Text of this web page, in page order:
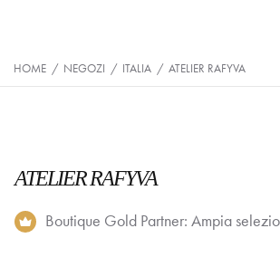
HOME / NEGOZI / ITALIA / ATELIER RAFYVA
ATELIER RAFYVA
Boutique Gold Partner: Ampia